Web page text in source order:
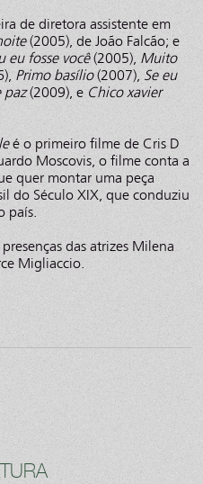
de diretora assistente em
(2005), de João Falcão; e
eu fosse você(2005), Muito
Primo basílio(2007), Se eu
paz(2009), e Chico xavier
é o primeiro filme de Cris D
Moscovis, o filme conta a
quer montar uma peça
do Século XIX, que conduziu
país.
das atrizes Milena
Migliaccio.